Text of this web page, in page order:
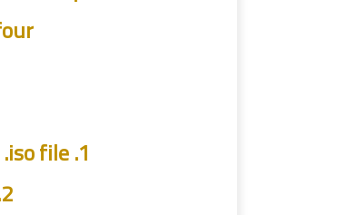
1. create bootable usb drive or cd/dvd from .iso file
2. set up windows remarkable lite